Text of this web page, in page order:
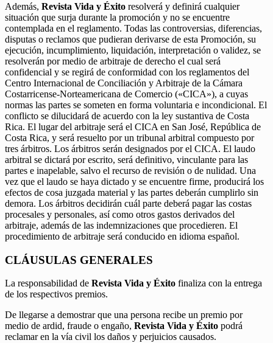
Además, Revista Vida y Éxito resolverá y definirá cualquier
situación que surja durante la promoción y no se encuentre
contemplada en el reglamento. Todas las controversias, diferencias,
disputas o reclamos que pudieran derivarse de esta Promoción, su
ejecución, incumplimiento, liquidación, interpretación o validez, se
resolverán por medio de arbitraje de derecho el cual será
confidencial y se regirá de conformidad con los reglamentos del
Centro Internacional de Conciliación y Arbitraje de la Cámara
Costarricense-Norteamericana de Comercio («CICA»), a cuyas
normas las partes se someten en forma voluntaria e incondicional. El
conflicto se dilucidará de acuerdo con la ley sustantiva de Costa
Rica. El lugar del arbitraje será el CICA en San José, República de
Costa Rica, y será resuelto por un tribunal arbitral compuesto por
tres árbitros. Los árbitros serán designados por el CICA. El laudo
arbitral se dictará por escrito, será definitivo, vinculante para las
partes e inapelable, salvo el recurso de revisión o de nulidad. Una
vez que el laudo se haya dictado y se encuentre firme, producirá los
efectos de cosa juzgada material y las partes deberán cumplirlo sin
demora. Los árbitros decidirán cuál parte deberá pagar las costas
procesales y personales, así como otros gastos derivados del
arbitraje, además de las indemnizaciones que procedieren. El
procedimiento de arbitraje será conducido en idioma español.
CLÁUSULAS GENERALES
La responsabilidad de Revista Vida y Éxito finaliza con la entrega
de los respectivos premios.
De llegarse a demostrar que una persona recibe un premio por
medio de ardid, fraude o engaño, Revista Vida y Éxito podrá
reclamar en la vía civil los daños y perjuicios causados.